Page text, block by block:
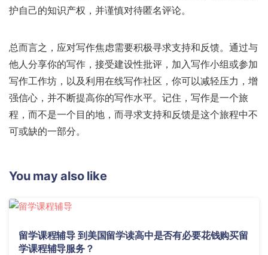
护自己的知识产权，并谨慎对待匿名评论。
总而言之，应对写作焦虑需要积极寻求支持和反馈。通过与
他人分享你的写作，接受建设性批评，加入写作小组或参加
写作工作坊，以及利用在线写作社区，你可以减轻压力，增
强信心，并不断提高你的写作水平。记住，写作是一个旅
程，而不是一个目的地，而寻求支持和反馈是这个旅程中不
可或缺的一部分。
You may also like
留学课程辅导 到美国留学读高中是否有必要花钱购买留
学课程辅导服务？